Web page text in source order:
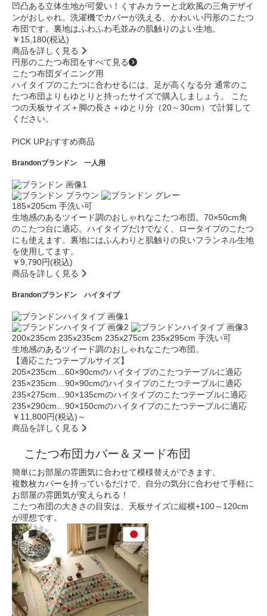
凹凸ある立体生地が可愛い！くすみカラーと北欧風の三角デザイ
ンがおしゃれ。洗濯機でカバーが洗える、かわいい円形のこたつ
布団です。裏地はふわふわ毛並みの肌触りのよい生地。
￥15,180(税込)
商品を詳しく見る
円形のこたつ布団をすべて見る
こたつ布団 ダイニング用
ハイタイプのこたつに合わせるには、足が高くなる分 通常のこ
たつ布団よりもゆとりと持ったサイズで購入しましょう。 こた
つの天板サイズ＋脚の長さ＋ゆとり分（20～30cm）で計算して
ください。
PICK UPおすすめ商品
Brandonブランドン 一人用
185×205cm 手洗い可
生地感のあるツイード調のおしゃれなこたつ布団。70×50cm角
のこたつ台に適応。ハイタイプだけでなく、ロータイプのこたつ
にも使えます。裏地にはふんわりと肌触りの良いフランネル生地
を使用してます。
￥9,790円(税込)
商品を詳しく見る
Brandonブランドン ハイタイプ
200x235cm 235x235cm 235x275cm 235x295cm 手洗い可
生地感のあるツイード調のおしゃれなこたつ布団。
【適応こたつテーブルサイズ】
205×235cm…60×90cmのハイタイプのこたつテーブルに適応
235×235cm…90×90cmのハイタイプのこたつテーブルに適応
235×275cm…90×135cmのハイタイプのこたつテーブルに適応
235×290cm…90×150cmのハイタイプのこたつテーブルに適応
￥11,800円(税込)～
商品を詳しく見る
こたつ布団カバー＆ヌード布団
簡単にお部屋の雰囲気に合わせて模様替えができます。
複数枚カバーを持っているだけで、自分の気分に合わせて手軽に
お部屋の雰囲気が変えられる！
こたつ布団の大きさの目安は、天板サイズに縦横+100～120cm
が理想です。